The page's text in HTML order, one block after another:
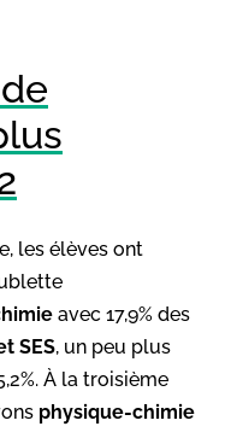
les élèves ont
avec 17,9% des
SES, un peu plus
À la troisième
physique-chimie